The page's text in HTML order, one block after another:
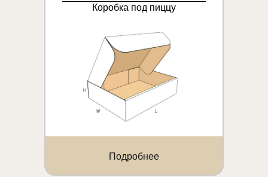
Коробка под пиццу
Подробнее